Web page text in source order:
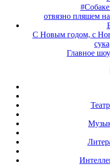
отвязно пляшем
С Новым годом, с
Главное